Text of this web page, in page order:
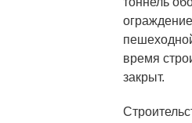
время
закрыт.